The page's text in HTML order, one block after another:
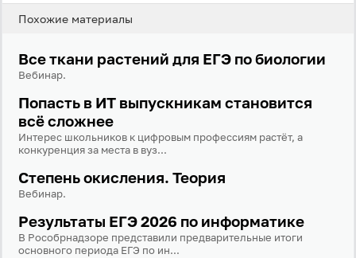
Вход Регистрация
Логин
Пароль
Антиспам:Загрузка...
Похожие материалы
Все ткани растений для ЕГЭ по биологии
Вебинар.
Попасть в ИТ выпускникам становится
всё сложнее
Интерес школьников к цифровым профессиям растёт, а
конкуренция за места в вуз...
Степень окисления. Теория
Вебинар.
Результаты ЕГЭ 2026 по информатике
В Рособрнадзоре представили предварительные итоги
основного периода ЕГЭ по ин...